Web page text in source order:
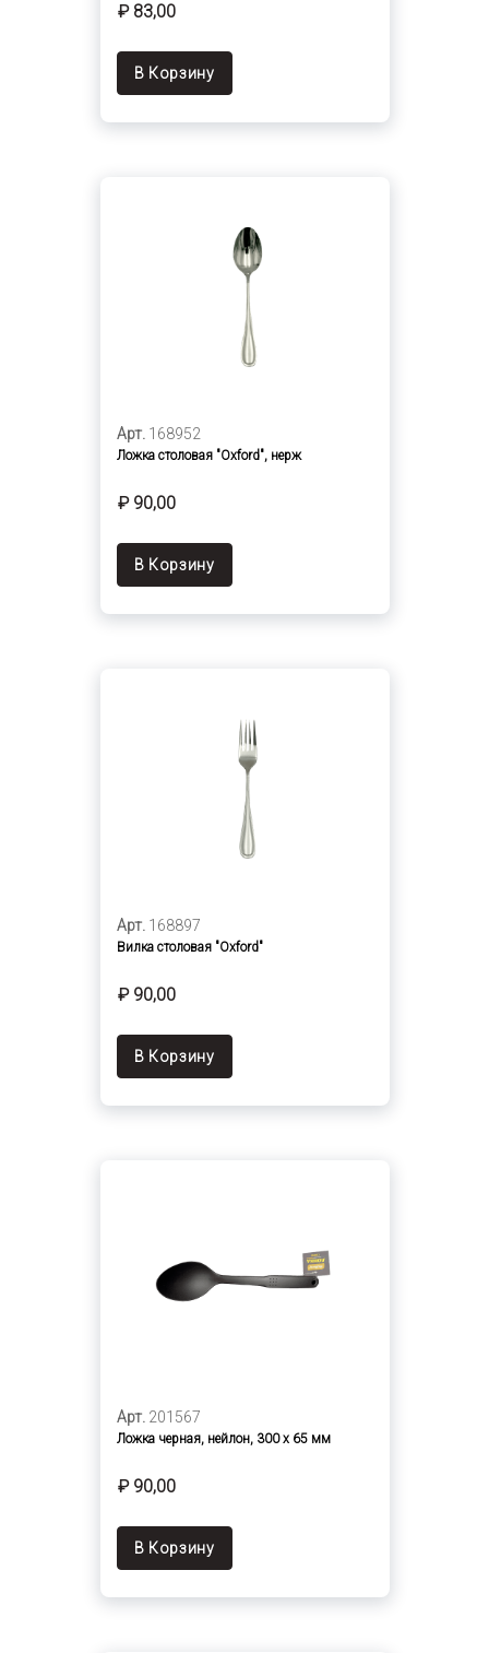
₽ 83,00
В Корзину
Арт. 168952
Ложка столовая "Oxford", нерж
₽ 90,00
В Корзину
Арт. 168897
Вилка столовая "Oxford"
₽ 90,00
В Корзину
Арт. 201567
Ложка черная, нейлон, 300 х 65 мм
₽ 90,00
В Корзину